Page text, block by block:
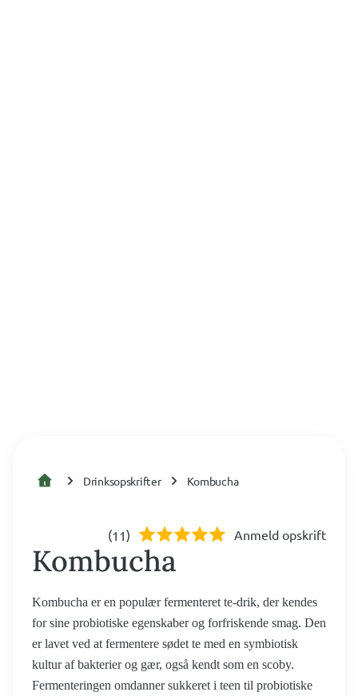
Drinksopskrifter Kombucha
(11) Anmeld opskrift
Kombucha
Kombucha er en populær fermenteret te-drik, der kendes
for sine probiotiske egenskaber og forfriskende smag. Den
er lavet ved at fermentere sødet te med en symbiotisk
kultur af bakterier og gær, også kendt som en scoby.
Fermenteringen omdanner sukkeret i teen til probiotiske